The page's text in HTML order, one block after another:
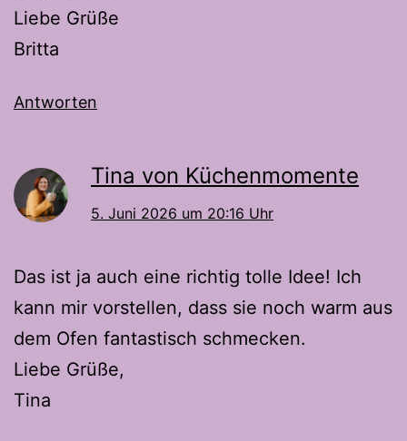
Liebe Grüße
Britta
Antworten
Tina von Küchenmomente
5. Juni 2026 um 20:16 Uhr
Das ist ja auch eine richtig tolle Idee! Ich
kann mir vorstellen, dass sie noch warm aus
dem Ofen fantastisch schmecken.
Liebe Grüße,
Tina